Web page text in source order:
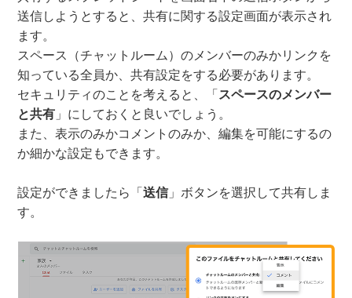
送信しようとすると、共有に関する設定画面が表示され
ます。
スペース（チャットルーム）のメンバーのみかリンクを
知っている全員か、共有設定をする必要があります。
セキュリティのことを考えると、「スペースのメンバー
と共有 」にしておくと良いでしょう。
また、表示のみかコメントのみか、編集を可能にするの
か細かな設定もできます。
設定ができましたら「送信」ボタンを選択して共有しま
す。